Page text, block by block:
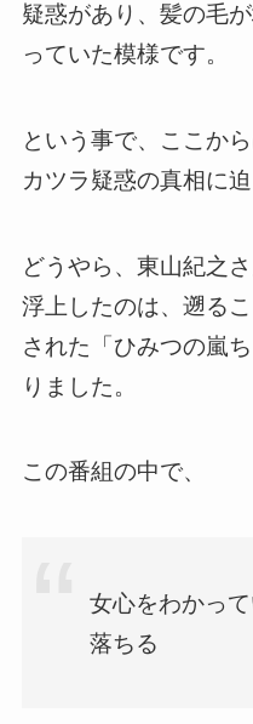
疑惑があり、髪の毛
っていた模様です。
という事で、ここか
カツラ疑惑の真相に
どうやら、東山紀之
浮上したのは、遡る
された「ひみつの嵐
りました。
この番組の中で、
女心をわかっ
落ちる